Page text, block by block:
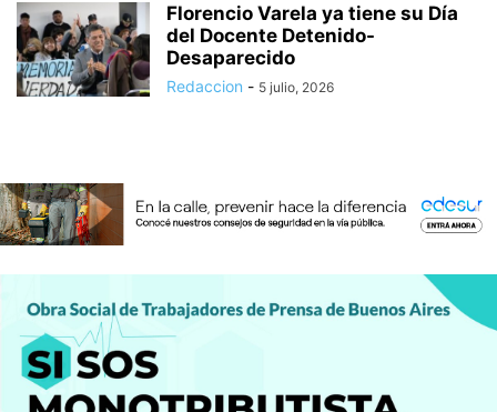
Florencio Varela ya tiene su Día
del Docente Detenido-
Desaparecido
Redaccion - 5 julio, 2026